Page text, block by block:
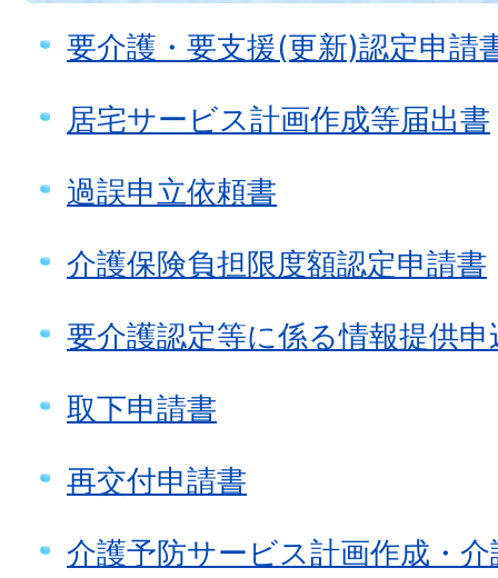
要介護・要支援(更新)認定申請
居宅サービス計画作成等届出書
過誤申立依頼書
介護保険負担限度額認定申請書
要介護認定等に係る情報提供申
取下申請書
再交付申請書
介護予防サービス計画作成・